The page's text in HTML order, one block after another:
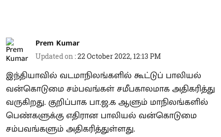
Prem Kumar
Updated on :22 October 2022, 12:13 PM
இந்தியாவில் வடமாநிலங்களில் கூட்டுப் பாலியல்
வன்கொடுமை சம்பவங்கள் சமீபகாலமாக அதிகரித்து
வருகிறது. குறிப்பாக பா.ஜ.க ஆளும் மாநிலங்களில்
பெண்களுக்கு எதிரான பாலியல் வன்கொடுமை
சம்பவங்களும் அதிகரித்துள்ளது.